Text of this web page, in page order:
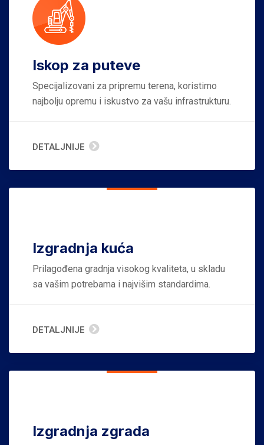
Iskop za puteve
Specijalizovani za pripremu terena, koristimo
najbolju opremu i iskustvo za vašu infrastrukturu.
DETALJNIJE
Izgradnja kuća
Prilagođena gradnja visokog kvaliteta, u skladu
sa vašim potrebama i najvišim standardima.
DETALJNIJE
Izgradnja zgrada